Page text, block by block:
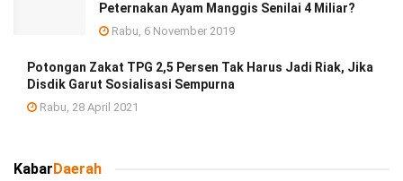
Peternakan Ayam Manggis Senilai 4 Miliar?
Rabu, 6 November 2019
Potongan Zakat TPG 2,5 Persen Tak Harus Jadi Riak, Jika
Disdik Garut Sosialisasi Sempurna
Rabu, 28 April 2021
Kabar Daerah